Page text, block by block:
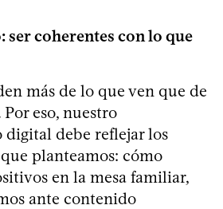
ser coherentes con lo que
más de lo que ven que de
eso, nuestro
debe reflejar los
planteamos: cómo
en la mesa familiar,
ante contenido